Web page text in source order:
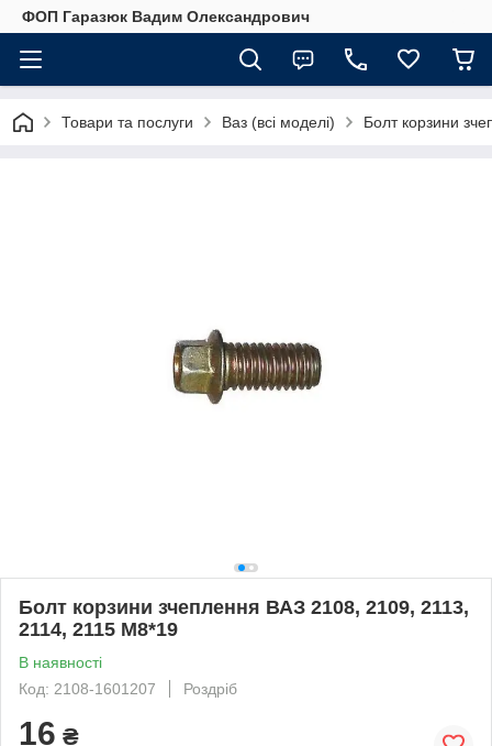
ФОП Гаразюк Вадим Олександрович
Товари та послуги Ваз (всі моделі) Болт корзини
Болт корзини зчеплення ВАЗ 2108, 2109, 2113,
2114, 2115 М8*19
В наявності
Код: 2108-1601207
Роздріб
16 ₴